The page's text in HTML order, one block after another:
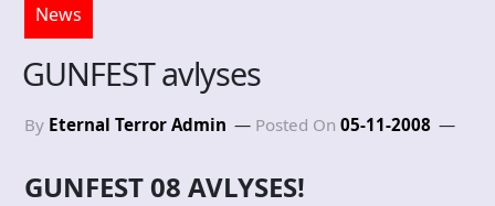
News
GUNFEST avlyses
By Eternal Terror Admin Posted On 05-11-2008
GUNFEST 08 AVLYSES!